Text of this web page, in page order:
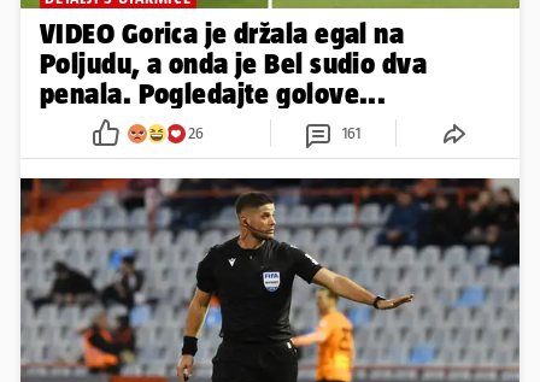
VIDEO Gorica je držala egal na
Poljudu, a onda je Bel sudio dva
penala. Pogledajte golove...
26 161